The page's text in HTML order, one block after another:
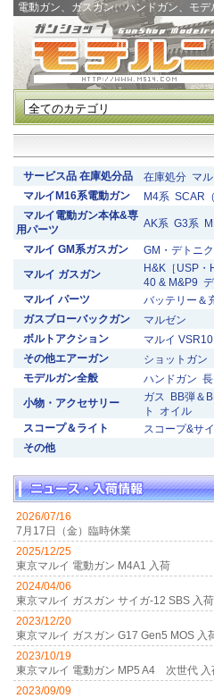
電動ガン、ガスガン、ハンドガン、モ
サービス品 在庫処分品 在庫処分 マ
マルイM16系電動ガン
M4系 SCAR
マルイ電動ガン本体&専
用パーツ
AK系 G3系
マルイ GM系ガスガン GM・デトニ
マルイ ガスガン
H&K［USP・
40 & M&P9
マルイ パーツ
バッテリー＆
ガスブローバックガン
マルゼン
ボルトアクション
マルイ VSR10
その他エアーガン
ショットガン
モデルガン全般
ハンドガン
小物・アクセサリー
ガス BB弾＆
ト
オイル
スコープ＆ライト
スコープ&サ
その他
2026/07/16
7月17日（金）臨時休業
2025/12/25
東京マルイ 電動ガン M4A1 入荷
2024/04/06
東京マルイ ガスガン サイガ-12 SBS 入荷
2023/12/20
東京マルイ ガスガン G17 Gen5 MOS 入
2023/10/19
東京マルイ 電動ガン MP5 A4 次世代 入
2023/09/09